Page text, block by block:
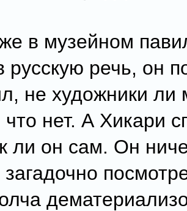
в музейном
речь, он
не художники
что нет. А Хикари
ли он сам. Он
загадочно